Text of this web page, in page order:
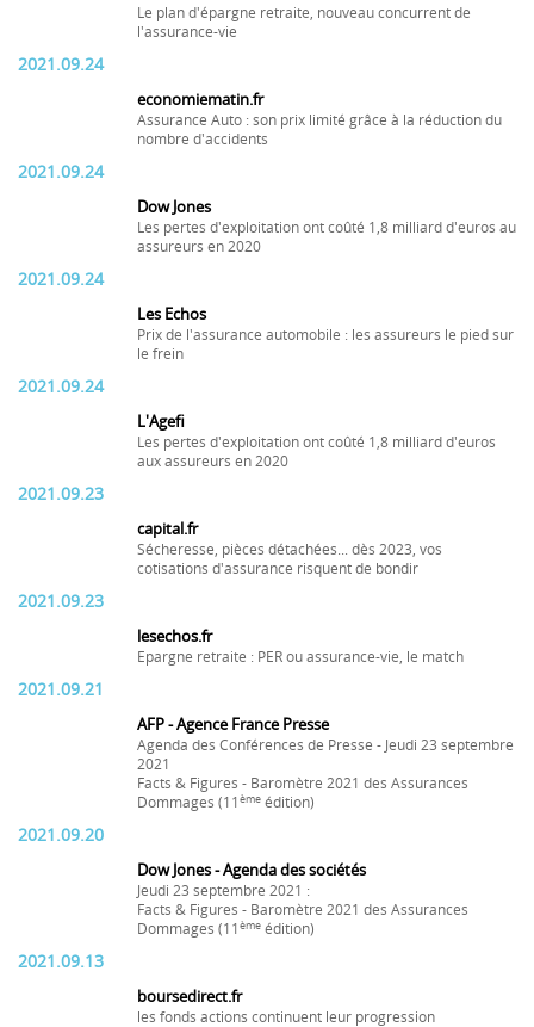
Le plan d'épargne retraite, nouveau concurrent de
l'assurance-vie
2021.09.24
economiematin.fr
Assurance Auto : son prix limité grâce à la réduction du
nombre d'accidents
2021.09.24
Dow Jones
Les pertes d'exploitation ont coûté 1,8 milliard d'euros au
assureurs en 2020
2021.09.24
Les Echos
Prix de l'assurance automobile : les assureurs le pied sur
le frein
2021.09.24
L'Agefi
Les pertes d'exploitation ont coûté 1,8 milliard d'euros
aux assureurs en 2020
2021.09.23
capital.fr
Sécheresse, pièces détachées... dès 2023, vos
cotisations d'assurance risquent de bondir
2021.09.23
lesechos.fr
Epargne retraite : PER ou assurance-vie, le match
2021.09.21
AFP - Agence France Presse
Agenda des Conférences de Presse - Jeudi 23 septembre
2021
Facts & Figures - Baromètre 2021 des Assurances
Dommages (11 ème édition)
2021.09.20
Dow Jones - Agenda des sociétés
Jeudi 23 septembre 2021 :
Facts & Figures - Baromètre 2021 des Assurances
Dommages (11 ème édition)
2021.09.13
boursedirect.fr
les fonds actions continuent leur progression